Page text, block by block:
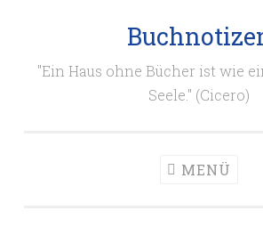
"Ein Haus ohne Bücher ist wie
Seele." (Cicero)
MENÜ